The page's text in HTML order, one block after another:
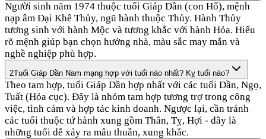
Người sinh năm 1974 thuộc tuổi Giáp Dần (con Hổ), mệnh
nạp âm Đại Khê Thủy, ngũ hành thuộc Thủy. Hành Thủy
tương sinh với hành Mộc và tương khắc với hành Hỏa. Hiểu
rõ mệnh giúp bạn chọn hướng nhà, màu sắc may mắn và
nghề nghiệp phù hợp.
2Tuổi Giáp Dần Nam mạng hợp với tuổi nào nhất? Kỵ tuổi nào?
Theo tam hợp, tuổi Giáp Dần hợp nhất với các tuổi Dần, Ngọ,
Tuất (Hỏa cục). Đây là nhóm tam hợp tương trợ trong công
việc, tình cảm và hợp tác kinh doanh. Ngược lại, cần tránh
các tuổi thuộc tứ hành xung gồm Thân, Tỵ, Hợi - đây là
những tuổi dễ xảy ra mâu thuẫn, xung khắc.